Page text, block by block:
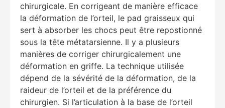
chirurgicale. En corrigeant de manière efficace
la déformation de l’orteil, le pad graisseux qui
sert à absorber les chocs peut être repostionné
sous la tête métatarsienne. Il y a plusieurs
manières de corriger chirurgicalement une
déformation en griffe. La technique utilisée
dépend de la sévérité de la déformation, de la
raideur de l’orteil et de la préférence du
chirurgien. Si l’articulation à la base de l’orteil